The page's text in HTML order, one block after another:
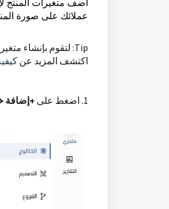
أضف متغيرات المنتج
عملائك على صورة
Tip: لتقوم بإنشاء متغيرات المنتج, يجب أن تنشئ خيارات المنتج أولاً.
اكتشف المزيد عن
1. اضغط على +إضافة